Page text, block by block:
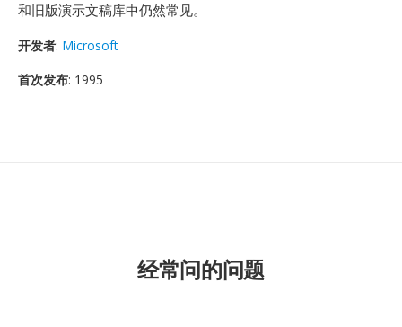
和旧版演示文稿库中仍然常见。
开发者: Microsoft
首次发布: 1995
经常问的问题